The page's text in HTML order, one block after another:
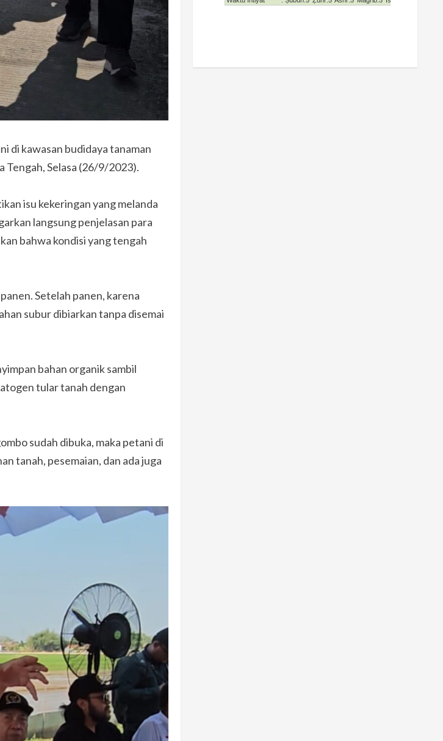
di kawasan budidaya tanaman
Tengah, Selasa (26/9/2023).
isu kekeringan yang melanda
langsung penjelasan para
bahwa kondisi yang tengah
Setelah panen, karena
subur dibiarkan tanpa disemai
bahan organik sambil
tular tanah dengan
sudah dibuka, maka petani di
tanah, pesemaian, dan ada juga